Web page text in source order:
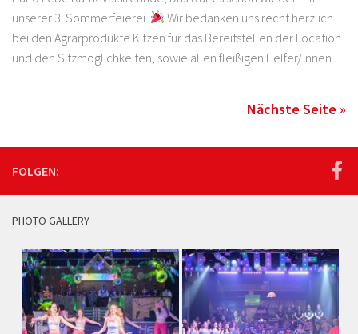
unserer 3. Sommerfeierei.
Wir bedanken uns recht herzlich
bei den Agrarprodukte Kitzen für das Bereitstellen der Location
und den Sitzmöglichkeiten, sowie allen fleißigen Helfer/innen...
Nächste Seite »
FOLGEN:
PHOTO GALLERY